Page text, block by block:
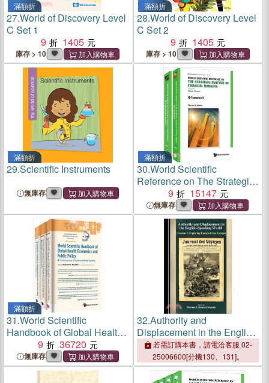
滿額折
27.World of Discovery Level
C Set 1
9
1405
庫存 > 10
滿額折
28.World of Discovery Level
C Set 2
9
1405
庫存 > 10
滿額折
29.Scientific Instruments
無庫存
滿額折
30.World Scientific
Reference on The Strategic
Analysis of Financial
Markets
9 15147
無庫存
滿額折
31.World Scientific
Handbook of Global Health
Economics and Public
Policy
9 36720
無庫存
32.Authority and
Displacement in the English-
speaking World ─ Exploring
Europe / from Europe
若需訂購本書，請電洽客服 02-
25006600[分機130、131]。